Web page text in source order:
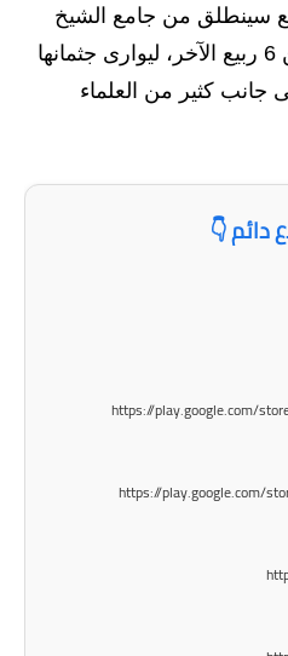
المرحلة الابتدائية
المرحلة المتوسطة
اخبار وقرارات وزارة التعليم
العطل
سينطلق من جامع الشيخ
الطوسي صباح اليوم الاثنين 6 ربيع الآخر، ليوارى جثمانها
جانب كثير من العلماء
دائم 👇
https://play.google.com/
https://play.google.com/